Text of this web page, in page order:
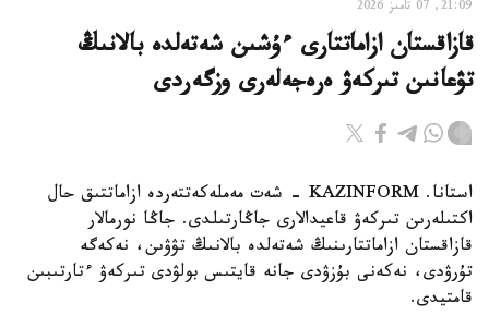
21:09, 07 تامىز 2026
قازاقستان ازاماتتارى ءۇشىن شەتەلدە بالانىڭ
تۋعانىن تىركەۋ ەرەجەلەرى وزگەردى
استانا. KAZINFORM - شەت مەملەكەتتەردە ازاماتتىق حال
اكتىلەرىن تىركەۋ قاعيدالارى جاڭارتىلدى. جاڭا نورمالار
قازاقستان ازاماتتارىنىڭ شەتەلدە بالانىڭ تۋۋىن، نەكەگە
تۇرۋدى، نەكەنى بۇزۋدى جانە قايتىس بولۋدى تىركەۋ ءتارتىبىن
قامتيدى.